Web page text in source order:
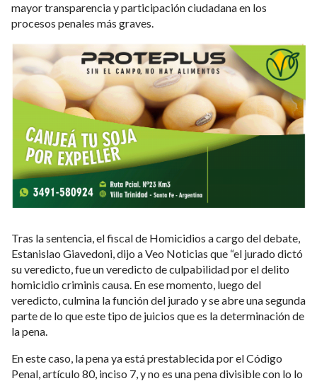
mayor transparencia y participación ciudadana en los
procesos penales más graves.
Tras la sentencia, el fiscal de Homicidios a cargo del debate,
Estanislao Giavedoni, dijo a Veo Noticias que “el jurado dictó
su veredicto, fue un veredicto de culpabilidad por el delito
homicidio criminis causa. En ese momento, luego del
veredicto, culmina la función del jurado y se abre una segunda
parte de lo que este tipo de juicios que es la determinación de
la pena.
En este caso, la pena ya está prestablecida por el Código
Penal, artículo 80, inciso 7, y no es una pena divisible con lo lo